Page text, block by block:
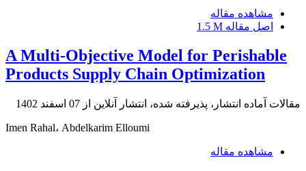
مشاهده مقاله
اصل مقاله 1.5 M
A Multi-Objective Model for Perishable
Products Supply Chain Optimization
مقالات آماده انتشار، پذیرفته شده، انتشار آنلاین از 07 اسفند 1402
Imen Rahal، Abdelkarim Elloumi
مشاهده مقاله